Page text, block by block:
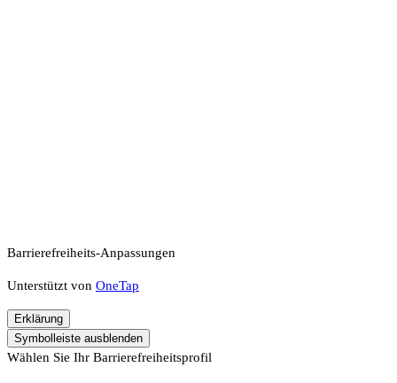
Barrierefreiheits-Anpassungen
Unterstützt von OneTap
Erklärung
Symbolleiste ausblenden
Wählen Sie Ihr Barrierefreiheitsprofil